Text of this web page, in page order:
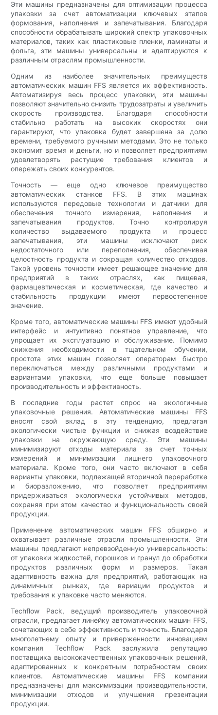
Эти машины предназначены для оптимизации процесса
упаковки за счет автоматизации ключевых этапов
формования, наполнения и запечатывания. Благодаря
способности обрабатывать широкий спектр упаковочных
материалов, таких как пластиковые пленки, ламинаты и
фольга, эти машины универсальны и адаптируются к
различным отраслям промышленности.
Одним из наиболее значительных преимуществ
автоматических машин FFS является их эффективность.
Автоматизируя весь процесс упаковки, эти машины
позволяют значительно снизить трудозатраты и увеличить
скорость производства. Благодаря способности
стабильно работать на высоких скоростях они
гарантируют, что упаковка будет завершена за долю
времени, требуемого ручными методами. Это не только
экономит время и деньги, но и позволяет предприятиям
удовлетворять растущие требования клиентов и
опережать своих конкурентов.
Точность — еще одно ключевое преимущество
автоматических станков FFS. В этих машинах
используются передовые технологии и датчики для
обеспечения точного измерения, наполнения и
запечатывания продуктов. Точно контролируя
количество выдаваемого продукта и процесс
запечатывания, эти машины исключают риск
недостаточного или переполнения, обеспечивая
целостность продукта и сокращая количество отходов.
Такой уровень точности имеет решающее значение для
предприятий в таких отраслях, как пищевая,
фармацевтическая и косметическая, где качество и
стабильность продукции имеют первостепенное
значение.
Кроме того, автоматические машины FFS имеют удобный
интерфейс и интуитивно понятное управление, что
упрощает их эксплуатацию и обслуживание. Помимо
снижения необходимости в тщательном обучении,
простота этих машин позволяет операторам быстро
переключаться между различными продуктами и
вариантами упаковки, что еще больше повышает
производительность и эффективность.
В последние годы растет спрос на экологичные
упаковочные решения. Автоматические машины FFS
вносят свой вклад в эту тенденцию, предлагая
экологически чистые функции и снижая воздействие
упаковки на окружающую среду. Эти машины
минимизируют отходы материала за счет точных
измерений и минимизации лишнего упаковочного
материала. Кроме того, они часто включают в себя
варианты упаковки, подлежащей вторичной переработке
и биоразложению, что позволяет предприятиям
придерживаться экологически устойчивых методов,
сохраняя при этом качество и функциональность своей
продукции.
Применение автоматических машин FFS обширно и
охватывает различные отрасли промышленности. Эти
машины предлагают непревзойденную универсальность:
от упаковки жидкостей, порошков и гранул до обработки
продуктов различных форм и размеров. Такая
адаптивность важна для предприятий, работающих на
динамичных рынках, где вариации продуктов и
требования к упаковке часто меняются.
Techflow Pack, ведущий производитель упаковочной
отрасли, предлагает линейку автоматических машин FFS,
сочетающих в себе эффективность и точность. Благодаря
многолетнему опыту и приверженности инновациям
компания Techflow Pack заслужила репутацию
поставщика высококачественных упаковочных решений,
адаптированных к конкретным потребностям своих
клиентов. Автоматические машины FFS компании
предназначены для максимизации производительности,
минимизации отходов и улучшения презентации
продукции.